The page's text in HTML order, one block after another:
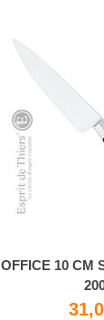
OFFICE 10 CM